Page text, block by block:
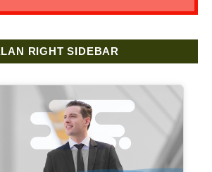
RIGHT SIDEBAR